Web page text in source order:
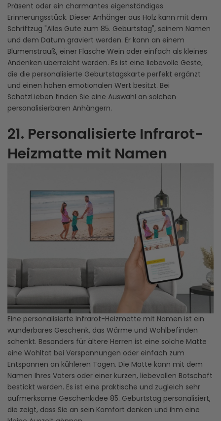
Präsent oder ein charmantes eigenständiges
Erinnerungsstück. Dieser Anhänger aus Holz kann mit dem
Schriftzug "Alles Gute zum 85. Geburtstag", seinem Namen
und dem Datum graviert werden. Er kann an einem
Blumenstrauß, einer Flasche Wein oder einfach als kleines
Andenken überreicht werden. Es ist eine liebevolle Geste,
die die personalisierte Geburtstagskarte perfekt ergänzt
und einen hohen emotionalen Wert besitzt. Bei
SchatzLieben finden Sie eine Auswahl an solchen
personalisierbaren Anhängern.
21. Personalisierte Infrarot-
Heizmatte mit Namen
Eine personalisierte Infrarot-Heizmatte mit Namen ist ein
wunderbares Geschenk, das Wärme und Wohlbefinden
schenkt. Besonders für ältere Herren ist eine solche Matte
eine Wohltat bei Verspannungen oder einfach zum
Entspannen an kühleren Tagen. Die Matte kann mit dem
Namen Ihres Vaters oder einer kurzen, liebevollen Botschaft
bestickt werden. Es ist eine praktische und zugleich sehr
aufmerksame Geschenkidee 85. Geburtstag personalisiert,
die zeigt, dass Sie an sein Komfort denken und ihm eine